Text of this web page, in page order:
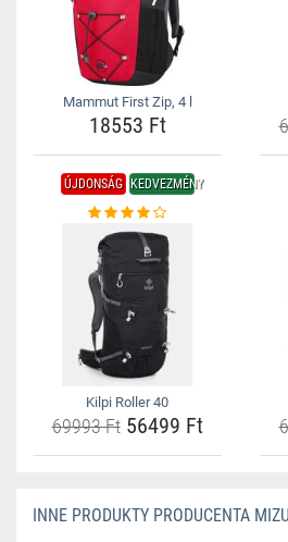
Mammut First Zip, 4 l
18553 Ft
ÚJDONSÁG KEDVEZMÉNY
Kilpi Roller 40
69993 Ft56499 Ft
INNE PRODUKTY PRODUCENTA